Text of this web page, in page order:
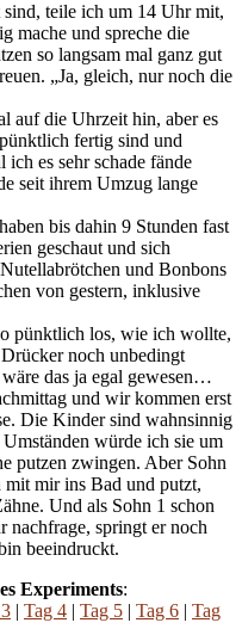
teile ich um 14 Uhr mit,
mache und spreche die
so langsam mal ganz gut
„Ja, gleich, nur noch die
auf die Uhrzeit hin, aber es
fertig sind und
es sehr schade fände
seit ihrem Umzug lange
bis dahin 9 Stunden fast
geschaut und sich
und Bonbons
von gestern, inklusive
pünktlich los, wie ich wollte,
noch unbedingt
das ja egal gewesen…
und wir kommen erst
Die Kinder sind wahnsinnig
würde ich sie um
putzen zwingen. Aber Sohn
mir ins Bad und putzt,
Und als Sohn 1 schon
nachfrage, springt er noch
beeindruckt.
Experiments:
| Tag 4 | Tag 5 | Tag 6 | Tag